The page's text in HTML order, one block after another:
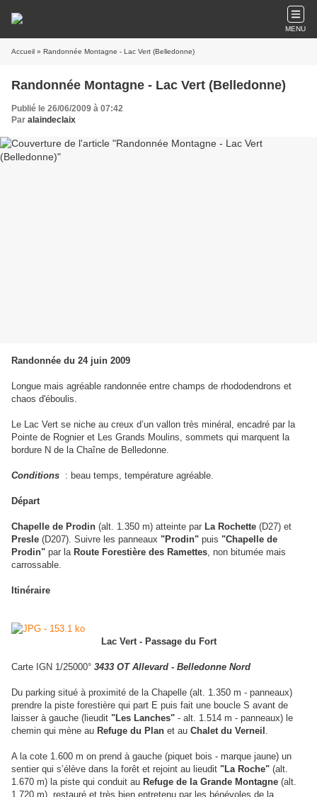
MENU
Accueil » Randonnée Montagne - Lac Vert (Belledonne)
Randonnée Montagne - Lac Vert (Belledonne)
Publié le 26/06/2009 à 07:42
Par alaindeclaix
Randonnée du 24 juin 2009
Longue mais agréable randonnée entre champs de rhododendrons et
chaos d'éboulis.
Le Lac Vert se niche au creux d’un vallon très minéral, encadré par la
Pointe de Rognier et Les Grands Moulins, sommets qui marquent la
bordure N de la Chaîne de Belledonne.
Conditions : beau temps, température agréable.
Départ
Chapelle de Prodin (alt. 1.350 m) atteinte par La Rochette (D27) et
Presle (D207). Suivre les panneaux "Prodin" puis "Chapelle de
Prodin" par la Route Forestière des Ramettes, non bitumée mais
carrossable.
Itinéraire
Lac Vert - Passage du Fort
Carte IGN 1/25000° 3433 OT Allevard - Belledonne Nord
Du parking situé à proximité de la Chapelle (alt. 1.350 m - panneaux)
prendre la piste forestière qui part E puis fait une boucle S avant de
laisser à gauche (lieudit "Les Lanches" - alt. 1.514 m - panneaux) le
chemin qui mène au Refuge du Plan et au Chalet du Verneil .
A la cote 1.600 m on prend à gauche (piquet bois - marque jaune) un
sentier qui s’élève dans la forêt et rejoint au lieudit "La Roche" (alt.
1.670 m) la piste qui conduit au Refuge de la Grande Montagne (alt.
1.720 m), restauré et très bien entretenu par les bénévoles de la